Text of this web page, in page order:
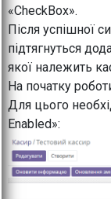
«CheckBox».
Після успішної
підтягнуться
якої належить
На початку
Для цього
Enabled»: